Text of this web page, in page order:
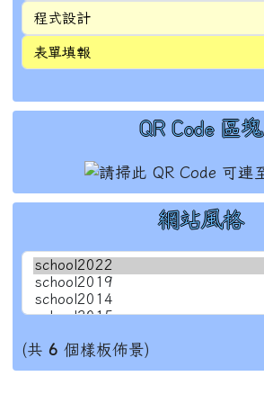
QR Code 區塊
網站風格
(共 6 個樣板佈景)